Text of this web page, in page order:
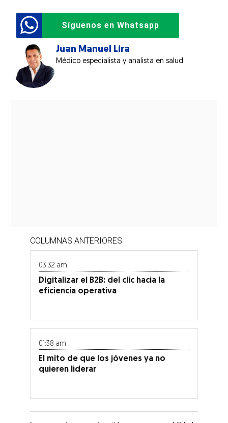
Síguenos en Whatsapp
Juan Manuel Lira
Médico especialista y analista en salud
COLUMNAS ANTERIORES
03:32 am
Digitalizar el B2B: del clic hacia la
eficiencia operativa
01:38 am
El mito de que los jóvenes ya no
quieren liderar